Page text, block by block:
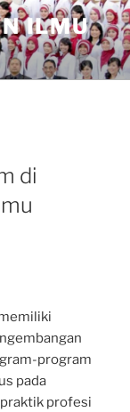
ILMU
di
program
pada
profesi